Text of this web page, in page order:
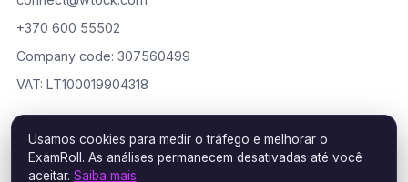
+370 600 55502
Company code: 307560499
VAT: LT100019904318
© 2016–2026 Riven Ventures, MB. Todos os direitos reservados.
Usamos cookies para medir o tráfego e melhorar o
ExamRoll. As análises permanecem desativadas até você
aceitar. Saiba mais